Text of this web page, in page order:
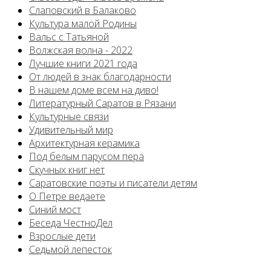
Слаповский в Балаково
Культура малой Родины
Вальс с Татьяной
Волжская волна - 2022
Лучшие книги 2021 года
От людей в знак благодарности
В нашем доме всем на диво!
Литературный Саратов в Рязани
Культурные связи
Удивительный мир
Архитектурная керамика
Под белым парусом пера
Скучных книг нет
Саратовские поэты и писатели детям
О Петре ведаете
Синий мост
Беседа ЧестноДел
Взрослые дети
Седьмой лепесток